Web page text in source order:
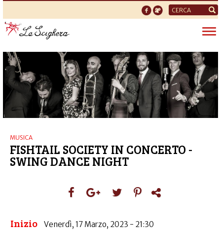
Form
di
ricerca
MUSICA
FISHTAIL SOCIETY IN CONCERTO -
SWING DANCE NIGHT
Inizio Venerdì, 17 Marzo, 2023 - 21:30